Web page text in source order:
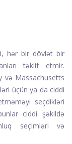
hər bir dövlət bir
təklif etmir.
və Massachusetts
üçün ya da ciddi
seçdikləri
ciddi şəkildə
seçimləri və